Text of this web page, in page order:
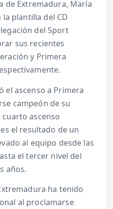
de Extremadura, María
plantilla del CD
del Sport
sus recientes
y Primera
el ascenso a Primera
campeón de su
ascenso
el resultado de un
al equipo desde las
el tercer nivel del
años.
ha tenido
al proclamarse